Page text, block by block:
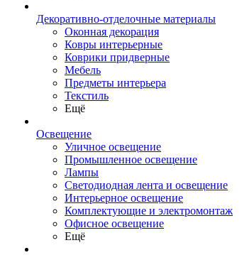
Декоративно-отделочные материалы
Оконная декорация
Ковры интерьерные
Коврики придверные
Мебель
Предметы интерьера
Текстиль
Ещё
Освещение
Уличное освещение
Промышленное освещение
Лампы
Светодиодная лента и освещение
Интерьерное освещение
Комплектующие и электромонтаж
Офисное освещение
Ещё